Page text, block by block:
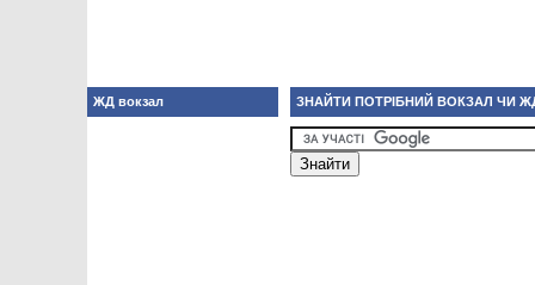
ЗНАЙТИ ПОТРІБНИЙ ВОКЗАЛ ЧИ
ЖД вокзал